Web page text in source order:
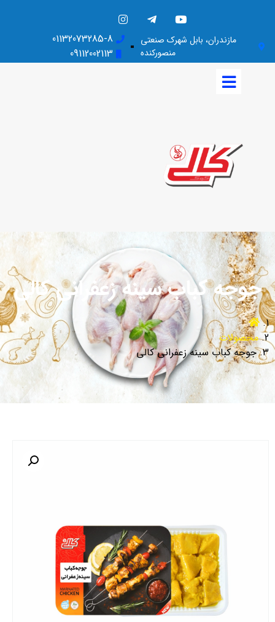
مازندران، بابل شهرک صنعتی
منصورکنده
01132073285-8
09112002113
جوجه کباب سینه زعفرانی کالی
محصولات
جوجه کباب سینه زعفرانی کالی